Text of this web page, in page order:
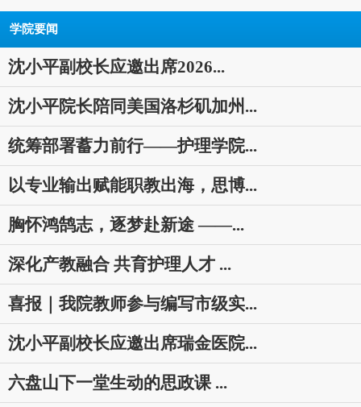
学院要闻
沈小平副校长应邀出席2026...
沈小平院长陪同美国洛杉矶加州...
统筹部署蓄力前行——护理学院...
以专业输出赋能职教出海，思博...
胸怀鸿鹄志，逐梦赴新途 ——...
深化产教融合 共育护理人才 ...
喜报｜我院教师参与编写市级实...
沈小平副校长应邀出席瑞金医院...
六盘山下一堂生动的思政课 ...